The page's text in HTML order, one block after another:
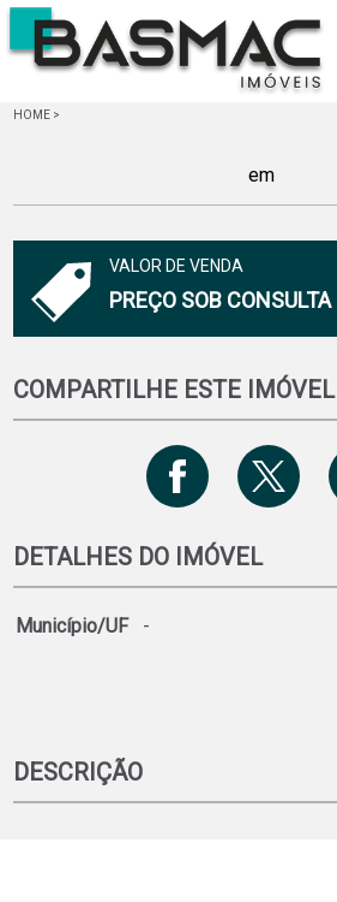
HOME >
em
VALOR DE VENDA
PREÇO SOB CONSULTA
COMPARTILHE ESTE IMÓVEL
DETALHES DO IMÓVEL
Município/UF -
DESCRIÇÃO